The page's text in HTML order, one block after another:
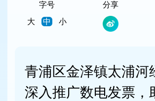
字号
大
中 小
分享
青浦区金泽镇太浦河
深入推广数电发票，